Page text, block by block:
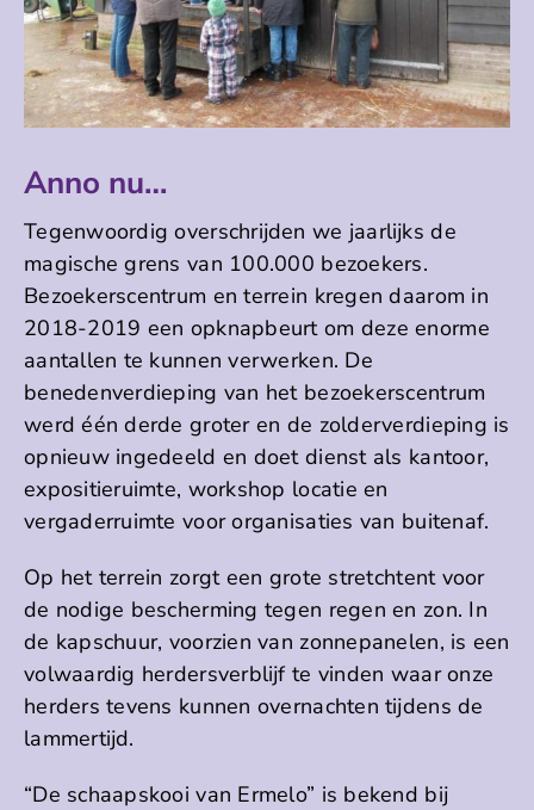
Anno nu…
Tegenwoordig overschrijden we jaarlijks de
magische grens van 100.000 bezoekers.
Bezoekerscentrum en terrein kregen daarom in
2018-2019 een opknapbeurt om deze enorme
aantallen te kunnen verwerken. De
benedenverdieping van het bezoekerscentrum
werd één derde groter en de zolderverdieping is
opnieuw ingedeeld en doet dienst als kantoor,
expositieruimte, workshop locatie en
vergaderruimte voor organisaties van buitenaf.
Op het terrein zorgt een grote stretchtent voor
de nodige bescherming tegen regen en zon. In
de kapschuur, voorzien van zonnepanelen, is een
volwaardig herdersverblijf te vinden waar onze
herders tevens kunnen overnachten tijdens de
lammertijd.
“De schaapskooi van Ermelo” is bekend bij